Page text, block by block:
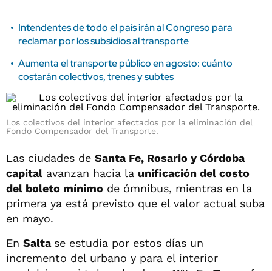
Intendentes de todo el país irán al Congreso para
reclamar por los subsidios al transporte
Aumenta el transporte público en agosto: cuánto
costarán colectivos, trenes y subtes
Los colectivos del interior afectados por la eliminación del
Fondo Compensador del Transporte.
Las ciudades de Santa Fe, Rosario y Córdoba
capital avanzan hacia la unificación del costo
del boleto mínimo de ómnibus, mientras en la
primera ya está previsto que el valor actual suba
en mayo.
En Salta se estudia por estos días un
incremento del urbano y para el interior